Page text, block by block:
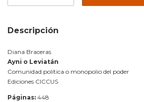
Descripción
Diana Braceras
Ayni o Leviatán
Comunidad política o monopolio del poder
Ediciones CICCUS
Páginas: 448